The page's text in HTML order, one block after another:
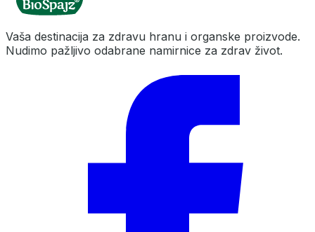
Vaša destinacija za zdravu hranu i organske proizvode.
Nudimo pažljivo odabrane namirnice za zdrav život.